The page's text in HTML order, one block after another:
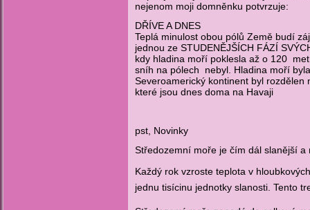
nejenom moji domněnku potvrzuje:
DŘÍVE A DNES
Teplá minulost obou pólů Země budí
jednou ze STUDENĚJŠÍCH FÁZÍ
kdy hladina moří poklesla až o 120
sníh na pólech nebyl. Hladina moří
Severoamerický kontinent byl
které jsou dnes doma na Havaji
pst, Novinky
Středozemní moře je čím dál slanější a
Každý rok vzroste teplota v
jednu tisícinu jednotky slanosti. Tento